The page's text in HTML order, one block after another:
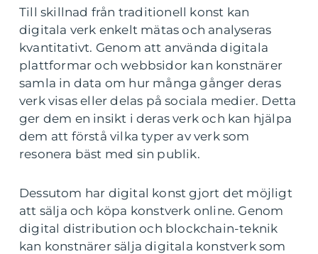
Till skillnad från traditionell konst kan
digitala verk enkelt mätas och analyseras
kvantitativt. Genom att använda digitala
plattformar och webbsidor kan konstnärer
samla in data om hur många gånger deras
verk visas eller delas på sociala medier. Detta
ger dem en insikt i deras verk och kan hjälpa
dem att förstå vilka typer av verk som
resonera bäst med sin publik.
Dessutom har digital konst gjort det möjligt
att sälja och köpa konstverk online. Genom
digital distribution och blockchain-teknik
kan konstnärer sälja digitala konstverk som